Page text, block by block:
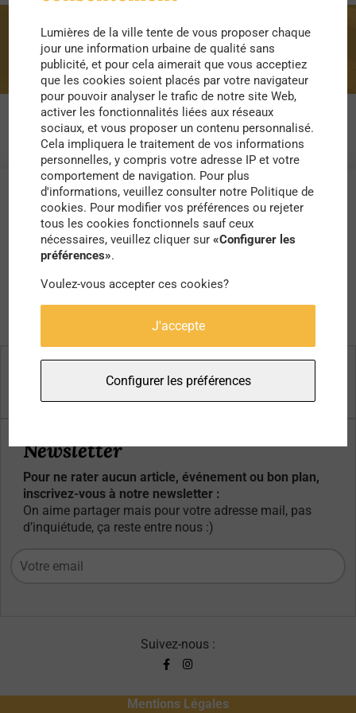
coliving
Newsletter
Pour ne rater aucun article, événement ou bon plan,
inscrivez-vous à notre newsletter :
On aime partager mais pour votre adresse mail, pas
d’inquiétude, ça reste entre nous :)
Suivez-nous :
Mentions Légales
Lumières de la ville tente de vous proposer chaque
jour une information urbaine de qualité sans
publicité, et pour cela aimerait que vous acceptiez
que les cookies soient placés par votre navigateur
pour pouvoir analyser le trafic de notre site Web,
activer les fonctionnalités liées aux réseaux
sociaux, et vous proposer un contenu personnalisé.
Cela impliquera le traitement de vos informations
personnelles, y compris votre adresse IP et votre
comportement de navigation. Pour plus
d'informations, veuillez consulter notre Politique de
cookies. Pour modifier vos préférences ou rejeter
tous les cookies fonctionnels sauf ceux
nécessaires, veuillez cliquer sur«Configurer les
préférences».
Voulez-vous accepter ces cookies?
J'accepte
Configurer les préférences